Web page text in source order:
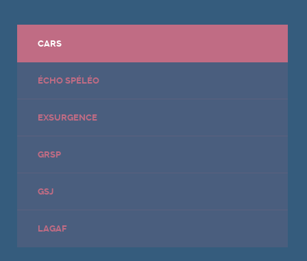
CARS
ÉCHO SPÉLÉO
EXSURGENCE
GRSP
GSJ
LAGAF